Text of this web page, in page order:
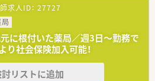
求人ID： 27727
に根付いた薬局／週3日～勤務で
り社会保険加入可能！
リストに追加